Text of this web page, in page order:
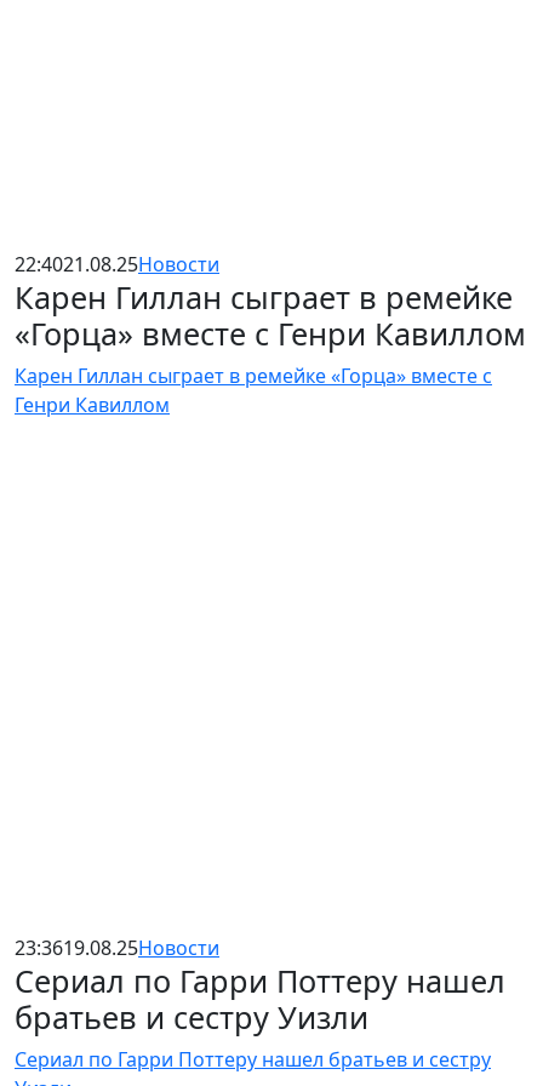
22:4021.08.25Новости
Карен Гиллан сыграет в ремейке
«Горца» вместе с Генри Кавиллом
Карен Гиллан сыграет в ремейке «Горца» вместе с
Генри Кавиллом
23:3619.08.25Новости
Сериал по Гарри Поттеру нашел
братьев и сестру Уизли
Сериал по Гарри Поттеру нашел братьев и сестру